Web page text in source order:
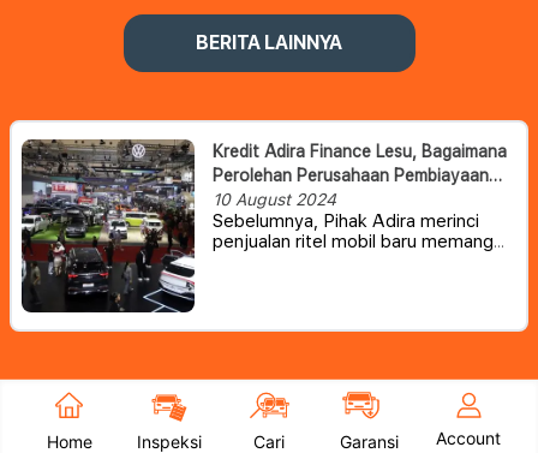
BERITA LAINNYA
Kredit Adira Finance Lesu, Bagaimana
Perolehan Perusahaan Pembiayaan
Lainnya?
10 August 2024
Sebelumnya, Pihak Adira merinci
penjualan ritel mobil baru memang
Home Inspeksi Cari Garansi Account